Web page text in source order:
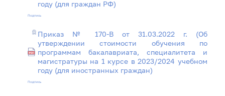
году (для граждан РФ)
Подпись
Приказ № 170-В от 31.03.2022 г. (Об
утверждении стоимости обучения по
программам бакалавриата, специалитета и
магистратуры на 1 курсе в 2023/2024 учебном
году (для иностранных граждан)
Подпись